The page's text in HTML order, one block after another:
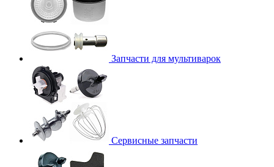
Запчасти для мультиварок
Сервисные запчасти